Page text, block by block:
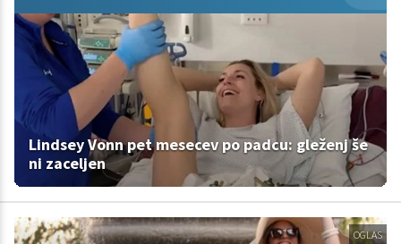
Lindsey Vonn pet mesecev po padcu: gleženj še
ni zaceljen
OGLAS